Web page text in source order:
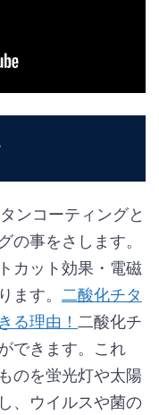
ンコーティングと
事をさします。
カット効果・電磁
す。 二酸化チタ
る理由！ 二酸化チ
できます。これ
のを蛍光灯や太陽
、ウイルスや菌の